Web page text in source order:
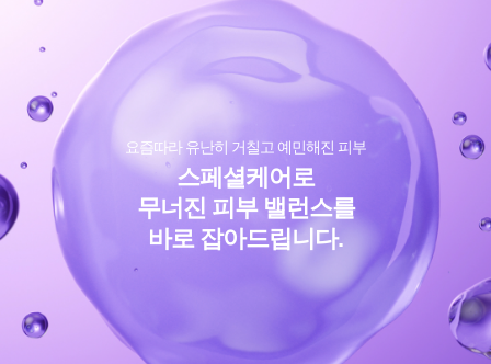
요즘따라 유난히 거칠고 예민해진 피부
스페셜케어로
무너진 피부 밸런스를
바로 잡아드립니다.